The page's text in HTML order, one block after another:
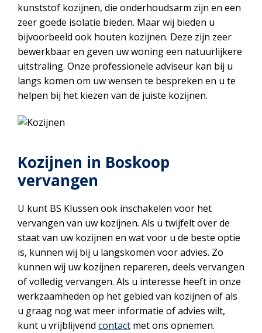
kunststof kozijnen, die onderhoudsarm zijn en een
zeer goede isolatie bieden. Maar wij bieden u
bijvoorbeeld ook houten kozijnen. Deze zijn zeer
bewerkbaar en geven uw woning een natuurlijkere
uitstraling. Onze professionele adviseur kan bij u
langs komen om uw wensen te bespreken en u te
helpen bij het kiezen van de juiste kozijnen.
Kozijnen in Boskoop
vervangen
U kunt BS Klussen ook inschakelen voor het
vervangen van uw kozijnen. Als u twijfelt over de
staat van uw kozijnen en wat voor u de beste optie
is, kunnen wij bij u langskomen voor advies. Zo
kunnen wij uw kozijnen repareren, deels vervangen
of volledig vervangen. Als u interesse heeft in onze
werkzaamheden op het gebied van kozijnen of als
u graag nog wat meer informatie of advies wilt,
kunt u vrijblijvend contact met ons opnemen.